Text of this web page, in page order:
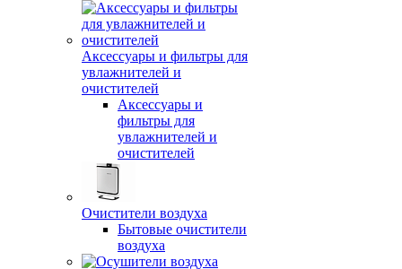
Аксессуары и фильтры для
увлажнителей и
очистителей
Аксессуары и
фильтры для
увлажнителей и
очистителей
Очистители воздуха
Бытовые очистители
воздуха